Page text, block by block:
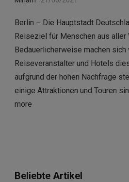
Berlin – Die Hauptstadt
Reiseziel für Menschen aus aller
Bedauerlicherweise machen sich
Reiseveranstalter und Hotels
aufgrund der hohen Nachfrage
einige Attraktionen und Touren
more
Beliebte Artikel